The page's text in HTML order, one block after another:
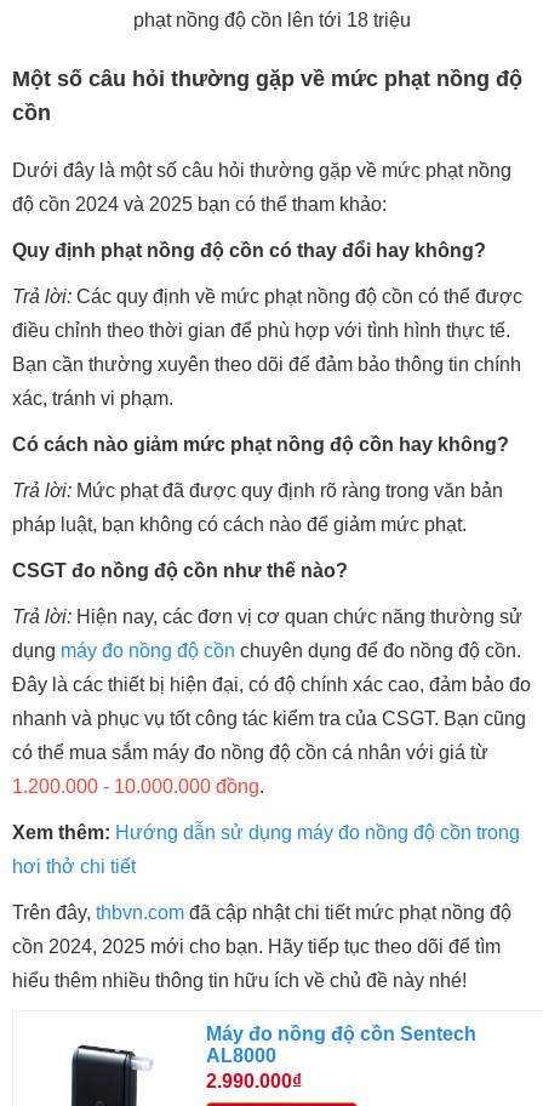
phạt nồng độ cồn lên tới 18 triệu
Một số câu hỏi thường gặp về mức phạt nồng độ
cồn
Dưới đây là một số câu hỏi thường gặp về mức phạt nồng
độ cồn 2024 và 2025 bạn có thể tham khảo:
Quy định phạt nồng độ cồn có thay đổi hay không?
Trả lời: Các quy định về mức phạt nồng độ cồn có thể được
điều chỉnh theo thời gian để phù hợp với tình hình thực tế.
Bạn cần thường xuyên theo dõi để đảm bảo thông tin chính
xác, tránh vi phạm.
Có cách nào giảm mức phạt nồng độ cồn hay không?
Trả lời: Mức phạt đã được quy định rõ ràng trong văn bản
pháp luật, bạn không có cách nào để giảm mức phạt.
CSGT đo nồng độ cồn như thế nào?
Trả lời: Hiện nay, các đơn vị cơ quan chức năng thường sử
dụng máy đo nồng độ cồn chuyên dụng để đo nồng độ cồn.
Đây là các thiết bị hiện đại, có độ chính xác cao, đảm bảo đo
nhanh và phục vụ tốt công tác kiểm tra của CSGT. Bạn cũng
có thể mua sắm máy đo nồng độ cồn cá nhân với giá từ
1.200.000 - 10.000.000 đồng.
Xem thêm: Hướng dẫn sử dụng máy đo nồng độ cồn trong
hơi thở chi tiết
Trên đây, thbvn.com đã cập nhật chi tiết mức phạt nồng độ
cồn 2024, 2025 mới cho bạn. Hãy tiếp tục theo dõi để tìm
hiểu thêm nhiều thông tin hữu ích về chủ đề này nhé!
Máy đo nồng độ cồn Sentech
AL8000
2.990.000₫